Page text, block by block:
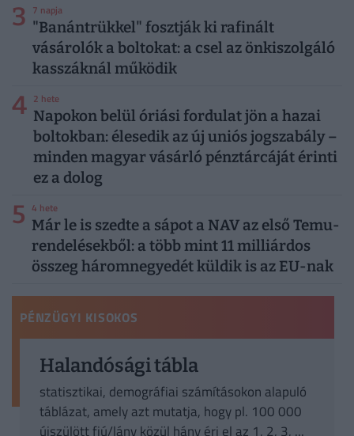
3 7 napja
"Banántrükkel" fosztják ki rafinált
vásárolók a boltokat: a csel az önkiszolgáló
kasszáknál működik
4 2 hete
Napokon belül óriási fordulat jön a hazai
boltokban: élesedik az új uniós jogszabály –
minden magyar vásárló pénztárcáját érinti
ez a dolog
5 4 hete
Már le is szedte a sápot a NAV az első Temu-
rendelésekből: a több mint 11 milliárdos
összeg háromnegyedét küldik is az EU-nak
PÉNZÜGYI KISOKOS
Halandósági tábla
statisztikai, demográfiai számításokon alapuló
táblázat, amely azt mutatja, hogy pl. 100 000
újszülött fiú/lány közül hány éri el az 1, 2, 3, ...